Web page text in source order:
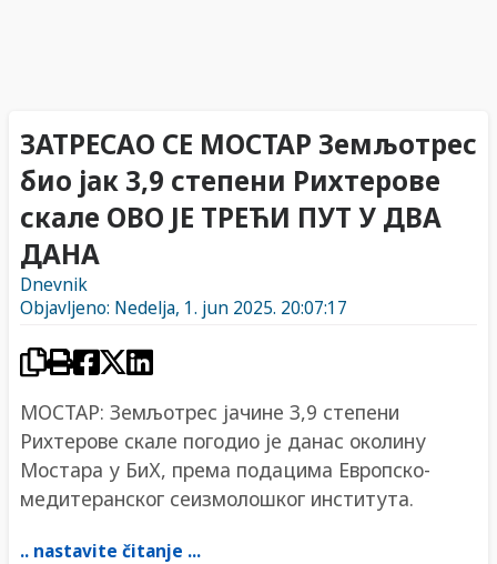
ЗАТРЕСАО СЕ МОСТАР Земљотрес
био јак 3,9 степени Рихтерове
скале ОВО ЈЕ ТРЕЋИ ПУТ У ДВА
ДАНА
Dnevnik
Objavljeno: Nedelja, 1. jun 2025. 20:07:17
МОСТАР: Земљотрес јачине 3,9 степени
Рихтерове скале погодио је данас околину
Мостара у БиХ, према подацима Европско-
медитеранског сеизмолошког института.
.. nastavite čitanje ...